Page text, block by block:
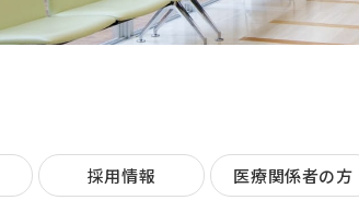
採用情報 医療関係者の方